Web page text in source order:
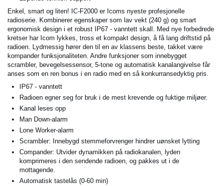
Enkel, smart og liten! IC-F2000 er Icoms nyeste profesjonelle
radioserie. Kombinerer egenskaper som lav vekt (240 g) og smart
ergonomisk design i et robust IP67 - vanntett skall. Med nye forbedrede
kretser har Icom lykkes, tross et kompakt design, å få lang driftstid på
radioen. Lydmessig hører den til en av klassens beste, takket være
kompander funksjonaliteten. Andre funksjoner som innebygget
scrambler, bevegelsessensor, 5-tone og automatisk kanalangivelse får
anses som en ren bonus i en radio med en så konkurransedyktig pris.
IP67 - vanntett
Radioen egner seg for bruk i de mest krevende og fuktige miljøer.
Kanal leses opp
Man Down-alarm
Lone Worker-alarm
Scrambler: Innebygd stemmeforvrenger hindrer uønsket lytting
Compander: Utvider dynamikken på radiokanalen, lyden
komprimeres i den sendende radioen, og pakkes ut i de
mottagende.
Automatisk tastelås (0-60 min)